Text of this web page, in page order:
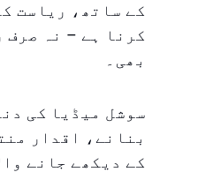
کے ساتھ، ریاست
کرنا ہے – نہ صرف
بھی۔
سوشل میڈیا کی
بنانے، اقدار
کے دیکھے جانے